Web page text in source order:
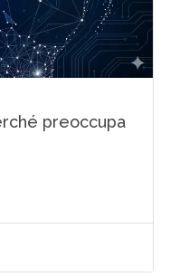
preoccupa